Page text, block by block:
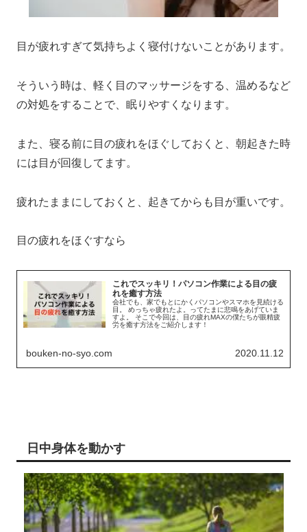
目が疲れすぎて気持ちよく寝付けないことがあります。
そういう時は、軽く目のマッサージをする、温めるなど
の対処をすることで、眠りやすくなります。
また、寝る前に目の疲れをほぐしておくと、朝起きた時
には目が回復してます。
疲れたままにしておくと、起きてからも目が重いです。
目の疲れをほぐすなら
これでスッキリ！パソコン作業による目の疲
れを癒す方法
会社でも、家でもとにかくパソコンやスマホを見続ける
目。 めっちゃ疲れたよ。ってたまに悲鳴をあげていま
すよ。 そこで今回は、目の疲れMAXの僕たちが眼精疲
労を癒す方法をご紹介します！
bouken-no-syo.com 2020.11.12
日中身体を動かす